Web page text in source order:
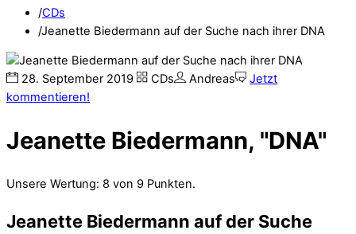
/CDs
/Jeanette Biedermann auf der Suche nach ihrer DNA
28. September 2019 CDs Andreas
Jetzt
kommentieren!
Jeanette Biedermann, "DNA"
Unsere Wertung: 8 von 9 Punkten.
Jeanette Biedermann auf der Suche